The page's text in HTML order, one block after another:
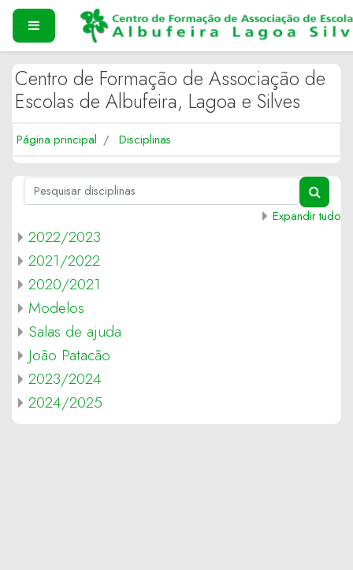
Ir para o conteúdo principal
PAINEL LATERAL
Centro de Formação de Associação de
Escolas de Albufeira, Lagoa e Silves
Página principal Disciplinas
Pesquisar disciplinas
Expandir tudo
2022/2023
2021/2022
2020/2021
Modelos
Salas de ajuda
João Patacão
2023/2024
2024/2025